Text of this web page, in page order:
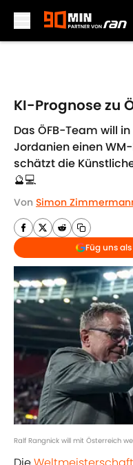
KI-Prognose zu
Das ÖFB-Team will
Jordanien einen
schätzt die
🔮💻
Von Simon
Füg uns
Ralf Rangnick will mit Österreich